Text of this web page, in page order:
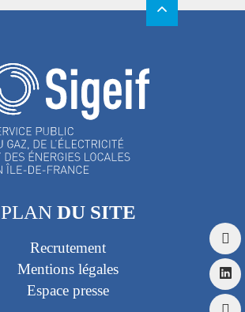
PLAN DU SITE
Recrutement
Mentions légales
Espace presse